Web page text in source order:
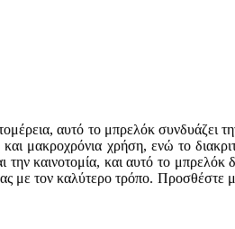
αυτό το μπρελόκ συνδυάζει
μακροχρόνια χρήση, ενώ το
καινοτομία, και αυτό το μπρελόκ
με τον καλύτερο τρόπο. Προσθέστε